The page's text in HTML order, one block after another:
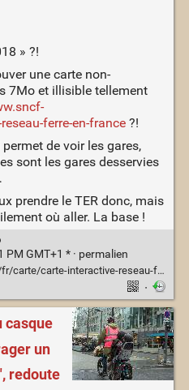
» ?!
une carte non-
7Mo et illisible tellement
ferre-en-france?!
de voir les gares,
sont les gares desservies
prendre le TER donc, mais
où aller. La base !
GMT+1 * · permalien
interactive-reseau-ferre-francais-0
·
casque
un
redoute